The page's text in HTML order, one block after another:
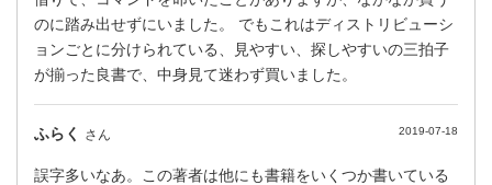
のに踏み出せずにいました。 でもこれはディストリビューシ
ョンごとに分けられている、見やすい、探しやすいの三拍子
が揃った良書で、中身見て迷わず買いました。
ふらく さん 2019-07-18
誤字多いなあ。この著者は他にも書籍をいくつか書いている